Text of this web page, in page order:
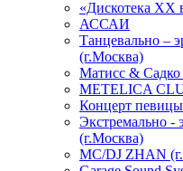
«Дискотека ХХ
АССАИ
Танцевально –
(г.Москва)
Матисс & Садко
METELICA
Концерт
Экстремально
(г.Москва)
МС/DJ ZHAN